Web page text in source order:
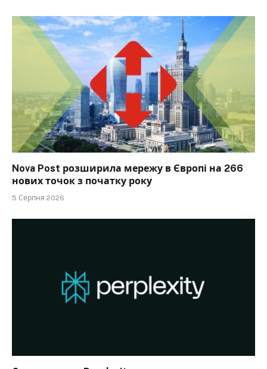
Nova Post розширила мережу в Європі на 266
нових точок з початку року
5 Серпня 2026